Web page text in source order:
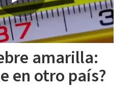
amarilla:
en otro país?